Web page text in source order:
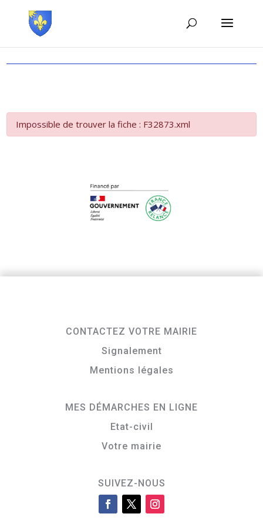
Impossible de trouver la fiche : F32873.xml
CONTACTEZ VOTRE MAIRIE
Signalement
Mentions légales
MES DÉMARCHES EN LIGNE
Etat-civil
Votre mairie
SUIVEZ-NOUS